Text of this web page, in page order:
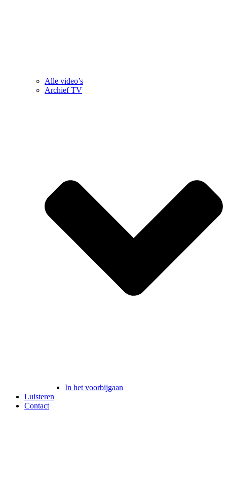
Alle video’s
Archief TV
In het voorbijgaan
Luisteren
Contact